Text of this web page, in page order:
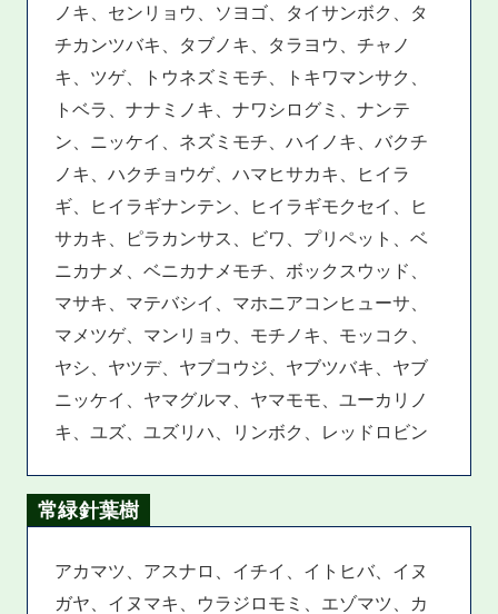
ノキ、センリョウ、ソヨゴ、タイサンボク、タ
チカンツバキ、タブノキ、タラヨウ、チャノ
キ、ツゲ、トウネズミモチ、トキワマンサク、
トベラ、ナナミノキ、ナワシログミ、ナンテ
ン、ニッケイ、ネズミモチ、ハイノキ、バクチ
ノキ、ハクチョウゲ、ハマヒサカキ、ヒイラ
ギ、ヒイラギナンテン、ヒイラギモクセイ、ヒ
サカキ、ピラカンサス、ビワ、プリペット、ベ
ニカナメ、ベニカナメモチ、ボックスウッド、
マサキ、マテバシイ、マホニアコンヒューサ、
マメツゲ、マンリョウ、モチノキ、モッコク、
ヤシ、ヤツデ、ヤブコウジ、ヤブツバキ、ヤブ
ニッケイ、ヤマグルマ、ヤマモモ、ユーカリノ
キ、ユズ、ユズリハ、リンボク、レッドロビン
常緑針葉樹
アカマツ、アスナロ、イチイ、イトヒバ、イヌ
ガヤ、イヌマキ、ウラジロモミ、エゾマツ、カ